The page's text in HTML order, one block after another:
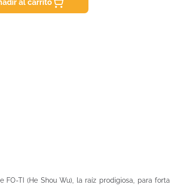
al carrito
TI (He Shou Wu), la raíz prodigiosa, para